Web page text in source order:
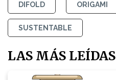
DIFOLD ORIGAMI
SUSTENTABLE
LAS MÁS LEÍDAS